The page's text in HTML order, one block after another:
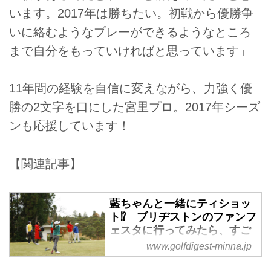
います。2017年は勝ちたい。初戦から優勝争
いに絡むようなプレーができるようなところ
まで自分をもっていければと思っています」
11年間の経験を自信に変えながら、力強く優
勝の2文字を口にした宮里プロ。2017年シーズ
ンも応援しています！
【関連記事】
藍ちゃんと一緒にティショッ
ト⁉︎ ブリヂストンのファンフ
ェスタに行ってみたら、すご
かった - みんなのゴルフダイ
ジェスト
www.golfdigest-minna.jp